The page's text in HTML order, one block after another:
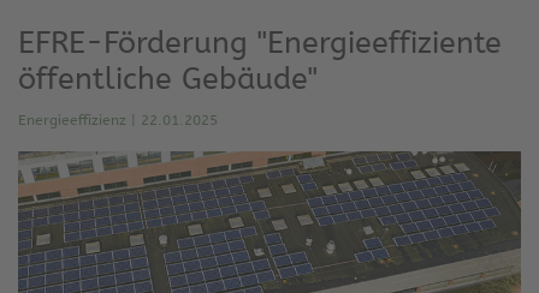
EFRE-Förderung "Energieeffiziente
öffentliche Gebäude"
Energieeffizienz 22.01.2025